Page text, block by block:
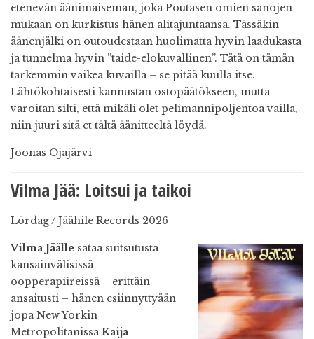
etenevän äänimaiseman, joka Poutasen omien sanojen
mukaan on kurkistus hänen alitajuntaansa. Tässäkin
äänenjälki on outoudestaan huolimatta hyvin laadukasta
ja tunnelma hyvin ”taide-elokuvallinen”. Tätä on tämän
tarkemmin vaikea kuvailla – se pitää kuulla itse.
Lähtökohtaisesti kannustan ostopäätökseen, mutta
varoitan silti, että mikäli olet pelimannipoljentoa vailla,
niin juuri sitä et tältä äänitteeltä löydä.
Joonas Ojajärvi
Vilma Jää: Loitsui ja taikoi
Lördag / Jäähile Records 2026
Vilma Jäälle sataa suitsutusta
kansainvälisissä
oopperapiireissä – erittäin
ansaitusti – hänen esiinnyttyään
jopa New Yorkin
MetropolitanissaKaija